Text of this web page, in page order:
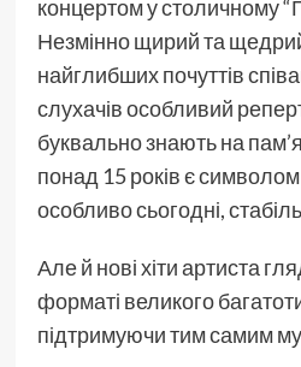
концертом у столичному
Незмінно щирий та
найглибших почуттів
слухачів особливий
буквально знають на
понад 15 років є символом
особливо сьогодні,
Але й нові хіти артиста
форматі великого
підтримуючи тим самим